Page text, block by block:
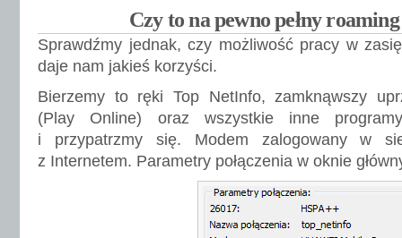
Czy to na pewno pełny
Sprawdźmy jednak, czy możliwość pracy w
daje nam jakieś korzyści.
Bierzemy to ręki Top NetInfo, zamknąwszy
(Play Online) oraz wszystkie inne
i przypatrzmy się. Modem zalogowany w
z Internetem. Parametry połączenia w oknie